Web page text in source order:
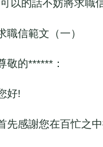
的話不妨將求職信
信範文（一）
的******：
!
感謝您在百忙之中